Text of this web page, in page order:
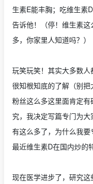
生素E能丰胸；吃维生
告诉他！（停！维生素
多，你家里人知道吗？）
玩笑玩笑！其实大多数
很知根知底的了解（别
粉丝这么多这里面肯定
究，我决定写篇专门为
有这么多了，为什么我要
最近维生素D在国内炒的
现在医学进步了，研究